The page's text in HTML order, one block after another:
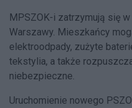
MPSZOK-i zatrzymują się
Warszawy. Mieszkańcy
elektroodpady, zużyte
tekstylia, a także
niebezpieczne.
Uruchomienie nowego